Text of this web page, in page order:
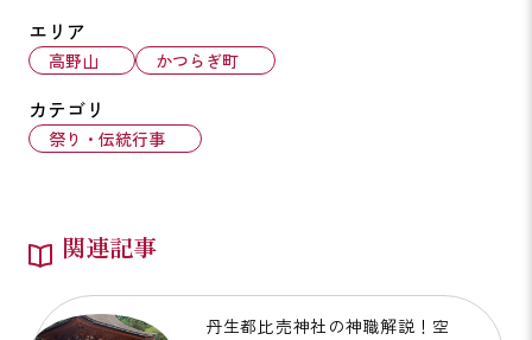
エリア
高野山 かつらぎ町
カテゴリ
祭り・伝統行事
関連記事
丹生都比売神社の神職解説！空